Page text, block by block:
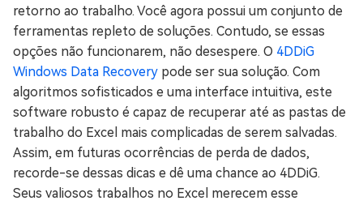
retorno ao trabalho. Você agora possui um conjunto de
ferramentas repleto de soluções. Contudo, se essas
opções não funcionarem, não desespere. O 4DDiG
Windows Data Recovery pode ser sua solução. Com
algoritmos sofisticados e uma interface intuitiva, este
software robusto é capaz de recuperar até as pastas de
trabalho do Excel mais complicadas de serem salvadas.
Assim, em futuras ocorrências de perda de dados,
recorde-se dessas dicas e dê uma chance ao 4DDiG.
Seus valiosos trabalhos no Excel merecem esse